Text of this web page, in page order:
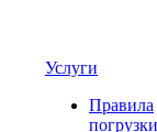
Услуги
Правила
погрузки